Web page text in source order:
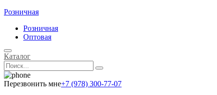
Розничная
Розничная
Оптовая
Каталог
Перезвонить мне+7 (978) 300-77-07